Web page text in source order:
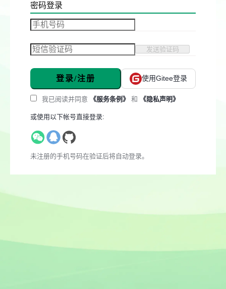
密码登录
发送验证码
登录/注册 使用Gitee登录
我已阅读并同意 《服务条例》 和 《隐私声明》
或使用以下帐号直接登录:
未注册的手机号码在验证后将自动登录。